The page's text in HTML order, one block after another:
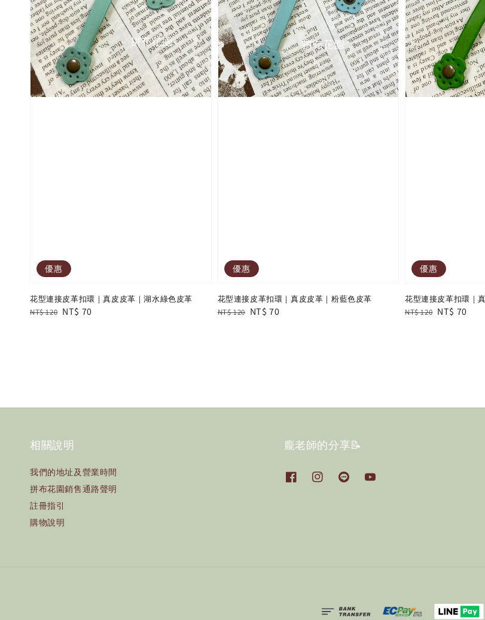
優惠
花型連接皮革扣環｜真皮皮革｜湖水綠色皮革
Regular
NT$ 120 Sale
NT$ 70
優惠
花型連接皮革扣環｜真皮皮革｜粉藍色皮革
Regular
NT$ 120 Sale
NT$ 70
優惠
花型連接皮革扣環｜
Regular
NT$ 120 Sale
NT$ 70
相關說明
我們的地址及營業時間
拼布花園銷售通路聲明
註冊指引
購物說明
龐老師的分享📝